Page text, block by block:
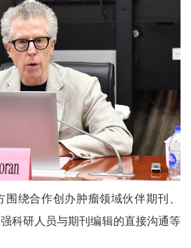
围绕合作创办肿瘤领域伙伴期刊、
科研人员与期刊编辑的直接沟通等